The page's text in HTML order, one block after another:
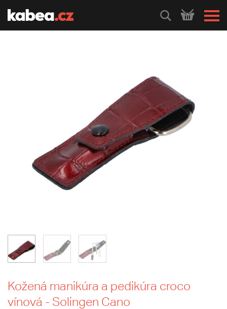
HLEDEJ
Kožená manikúra a pedikúra croco
vínová - Solingen Cano